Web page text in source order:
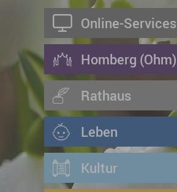
Online-Services
Homberg (Ohm)
Rathaus
Leben
Kultur